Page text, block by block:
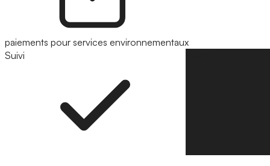
paiements pour services environnementaux
Suivi